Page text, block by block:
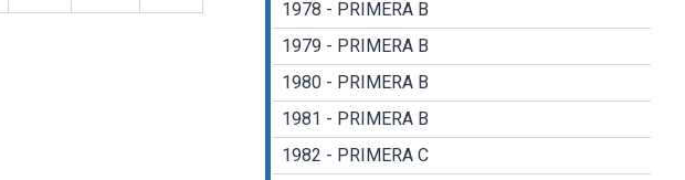
1978 - PRIMERA B
1979 - PRIMERA B
1980 - PRIMERA B
1981 - PRIMERA B
1982 - PRIMERA C